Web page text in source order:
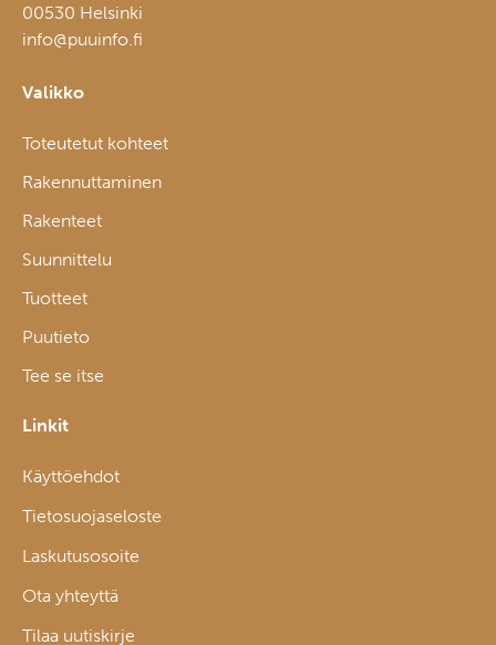
00530 Helsinki
info@puuinfo.fi
Valikko
Toteutetut kohteet
Rakennuttaminen
Rakenteet
Suunnittelu
Tuotteet
Puutieto
Tee se itse
Linkit
Käyttöehdot
Tietosuojaseloste
Laskutusosoite
Ota yhteyttä
Tilaa uutiskirje